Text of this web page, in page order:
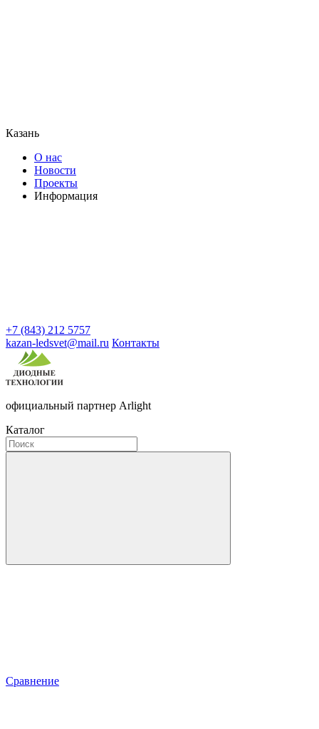
Казань
О нас
Новости
Проекты
Информация
+7 (843) 212 5757
kazan-ledsvet@mail.ru Контакты
официальный партнер Arlight
Каталог
Сравнение